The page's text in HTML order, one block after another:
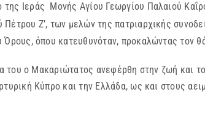
Ιεράς Μονής Αγίου Γεωργίου Παλαιού
Πέτρου Ζ’, των μελών της πατριαρχικής
Όρους, όπου κατευθυνόταν, προκαλώντας τον
ο Μακαριώτατος ανεφέρθη στην ζωή και
Κύπρο και την Ελλάδα, ως και στους